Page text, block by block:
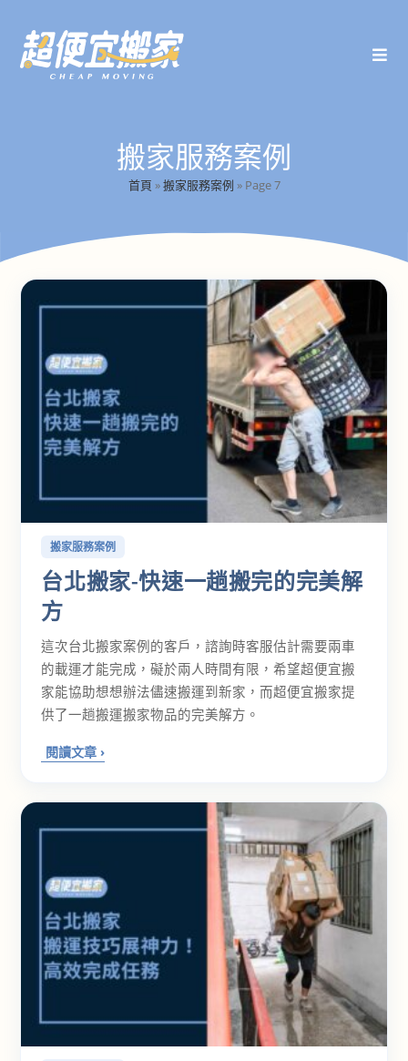
搬家服務案例
首頁 »搬家服務案例 » Page 7
台北搬家-快速一趟搬完的完美解
方
搬家服務案例
這次台北搬家案例的客戶，諮詢時客服估計需要兩車
的載運才能完成，礙於兩人時間有限，希望超便宜搬
家能協助想想辦法儘速搬運到新家，而超便宜搬家提
供了一趟搬運搬家物品的完美解方。